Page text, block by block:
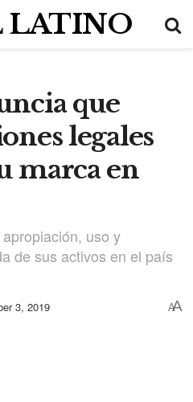
LATINO
que
legales
marca en
uso y
de sus activos en el país
3, 2019 AA